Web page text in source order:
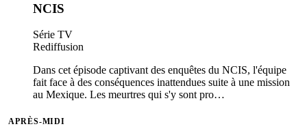
NCIS
Série TV
Rediffusion
Dans cet épisode captivant des enquêtes du NCIS, l'équipe
fait face à des conséquences inattendues suite à une mission
au Mexique. Les meurtres qui s'y sont pro…
APRÈS-MIDI